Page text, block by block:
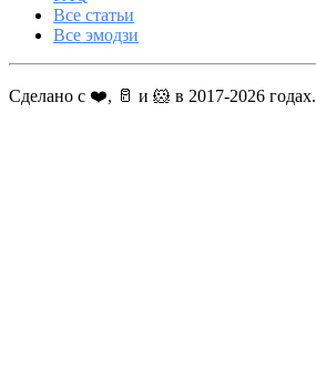
Все статьи
Все эмодзи
Сделано с ❤️, 🥛 и 🐹 в 2017-2026 годах.